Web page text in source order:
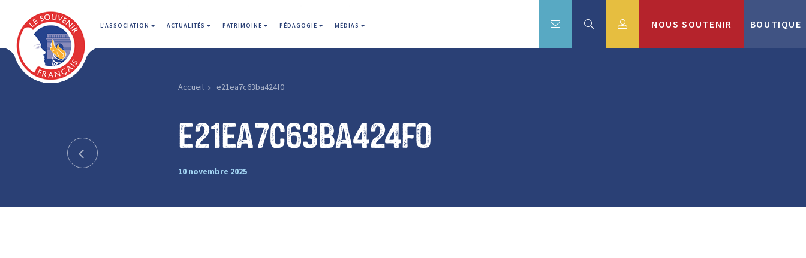
L'ASSOCIATION ACTUALITÉS PATRIMOINE PÉDAGOGIE MÉDIAS NOUS SOUTENIR BOUTIQUE
Accueil e21ea7c63ba424f0
e21ea7c63ba424f0
10 novembre 2025